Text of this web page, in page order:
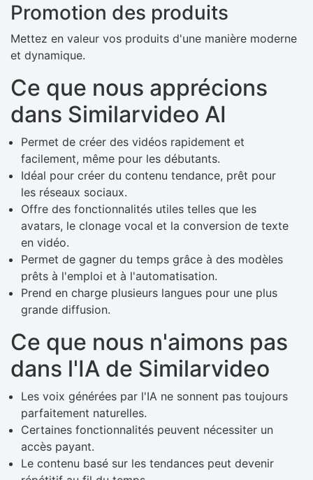
Promotion des produits
Mettez en valeur vos produits d'une manière moderne
et dynamique.
Ce que nous apprécions
dans Similarvideo AI
Permet de créer des vidéos rapidement et
facilement, même pour les débutants.
Idéal pour créer du contenu tendance, prêt pour
les réseaux sociaux.
Offre des fonctionnalités utiles telles que les
avatars, le clonage vocal et la conversion de texte
en vidéo.
Permet de gagner du temps grâce à des modèles
prêts à l'emploi et à l'automatisation.
Prend en charge plusieurs langues pour une plus
grande diffusion.
Ce que nous n'aimons pas
dans l'IA de Similarvideo
Les voix générées par l'IA ne sonnent pas toujours
parfaitement naturelles.
Certaines fonctionnalités peuvent nécessiter un
accès payant.
Le contenu basé sur les tendances peut devenir